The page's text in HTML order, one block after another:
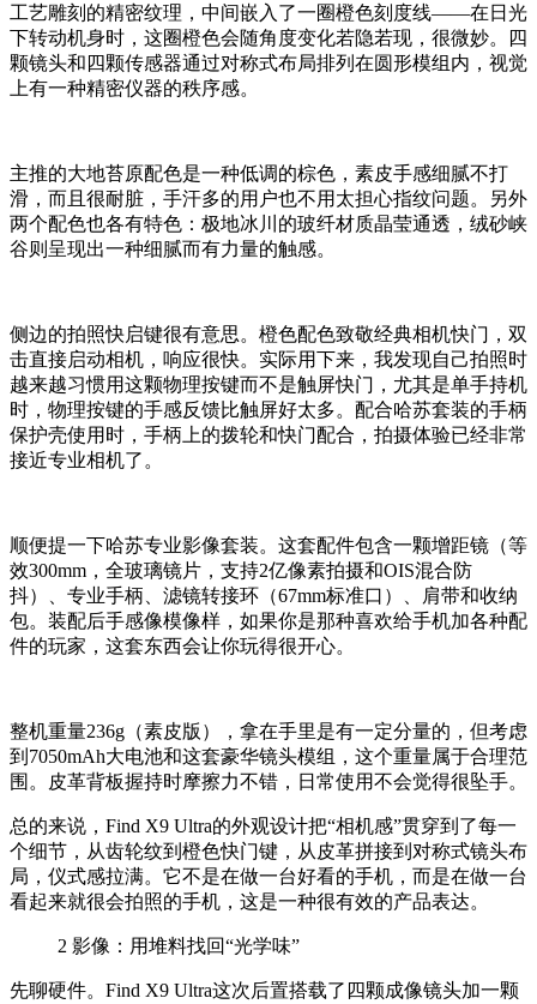
工艺雕刻的精密纹理，中间嵌入了一圈橙色刻度线——在日光
下转动机身时，这圈橙色会随角度变化若隐若现，很微妙。四
颗镜头和四颗传感器通过对称式布局排列在圆形模组内，视觉
上有一种精密仪器的秩序感。
主推的大地苔原配色是一种低调的棕色，素皮手感细腻不打
滑，而且很耐脏，手汗多的用户也不用太担心指纹问题。另外
两个配色也各有特色：极地冰川的玻纤材质晶莹通透，绒砂峡
谷则呈现出一种细腻而有力量的触感。
侧边的拍照快启键很有意思。橙色配色致敬经典相机快门，双
击直接启动相机，响应很快。实际用下来，我发现自己拍照时
越来越习惯用这颗物理按键而不是触屏快门，尤其是单手持机
时，物理按键的手感反馈比触屏好太多。配合哈苏套装的手柄
保护壳使用时，手柄上的拨轮和快门配合，拍摄体验已经非常
接近专业相机了。
顺便提一下哈苏专业影像套装。这套配件包含一颗增距镜（等
效300mm，全玻璃镜片，支持2亿像素拍摄和OIS混合防
抖）、专业手柄、滤镜转接环（67mm标准口）、肩带和收纳
包。装配后手感像模像样，如果你是那种喜欢给手机加各种配
件的玩家，这套东西会让你玩得很开心。
整机重量236g（素皮版），拿在手里是有一定分量的，但考虑
到7050mAh大电池和这套豪华镜头模组，这个重量属于合理范
围。皮革背板握持时摩擦力不错，日常使用不会觉得很坠手。
总的来说，Find X9 Ultra的外观设计把“相机感”贯穿到了每一
个细节，从齿轮纹到橙色快门键，从皮革拼接到对称式镜头布
局，仪式感拉满。它不是在做一台好看的手机，而是在做一台
看起来就很会拍照的手机，这是一种很有效的产品表达。
2 影像：用堆料找回“光学味”
先聊硬件。Find X9 Ultra这次后置搭载了四颗成像镜头加一颗